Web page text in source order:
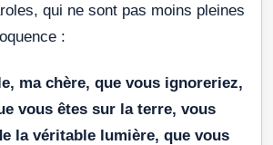
qui ne sont pas moins pleines
:
ma chère, que vous ignoreriez,
vous êtes sur la terre, vous
la véritable lumière, que vous